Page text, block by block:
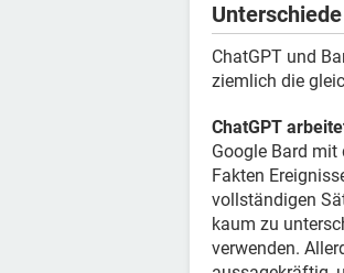
ChatGPT und
ziemlich die
ChatGPT
Google Bard mit
Fakten
vollständigen
kaum zu
verwenden.